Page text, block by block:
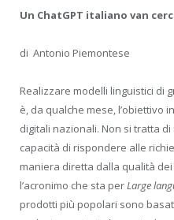
Un ChatGPT italiano van
di Antonio Piemontese
Realizzare modelli linguistici di
è, da qualche mese, l’obiettivo
digitali nazionali. Non si tratta
capacità di rispondere alle
maniera diretta dalla qualità
l’acronimo che sta perLarge
prodotti più popolari sono